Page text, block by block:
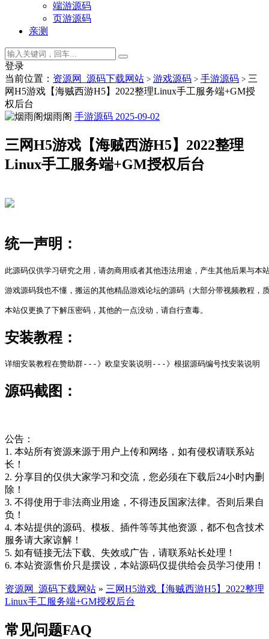
端游源码
页游源码
亲测
登录
当前位置： 资源网_源码下载网站 > 游戏源码 > 手游源码 > 三
网H5游戏【海贼西游H5】2022整理Linux手工服务端+GM授
权后台
烟雨阁 手游源码 2025-09-02
三网H5游戏【海贼西游H5】2022整理
Linux手工服务端+GM授权后台
统一声明：
此源码仅供学习研究之用，请勿商用或者其他违法用途，产生其他后果与本
游戏源码我也不懂，搬运的其他精品游戏论坛的源码（大部分带视频教程，
本站仅更换了下解压密码，其他的一点没动，请自行查毒。
安装教程：
详细安装教程在赞助群---》欧皇安装说明---》根据源码编号找安装说明
源码截图：
公告：
1. 本站所有资源来源于用户上传和网络，如有侵权请联系站
长！
2. 分享目的仅供大家学习和交流，您必须在下载后24小时内删
除！
3. 不得使用于非法商业用途，不得违反国家法律。否则后果自
负！
4. 本站提供的源码、模板、插件等等其他资源，都不包含技术
服务请大家谅解！
5. 如有链接无法下载、失效或广告，请联系站长处理！
6. 本站资源售价只是摆设，本站源码仅提供给会员学习使用！
资源网_源码下载网站 » 三网H5游戏【海贼西游H5】2022整理
Linux手工服务端+GM授权后台
常见问题FAQ